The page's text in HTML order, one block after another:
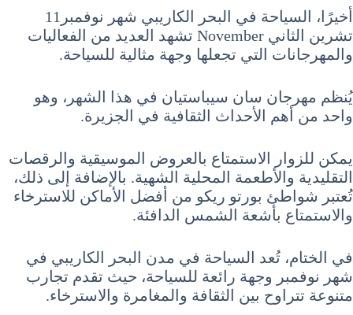
أخيرًا، السياحة في البحر الكاريبي شهر نوفمبر11
تشرين الثاني November تشهد العديد من الفعاليات
والمهرجانات التي تجعلها وجهة مثالية للسياحة.
يُنظم مهرجان سان سيباستيان في هذا الشهر، وهو
واحد من أهم الأحداث الثقافية في الجزيرة.
يمكن للزوار الاستمتاع بالعروض الموسيقية والرقصات
التقليدية والأطعمة المحلية الشهية. بالإضافة إلى ذلك،
تُعتبر شواطئ بورتو ريكو من أفضل الأماكن للاسترخاء
والاستمتاع بأشعة الشمس الدافئة.
في الختام، تُعد السياحة في مدن البحر الكاريبي في
شهر نوفمبر وجهة رائعة للسياحة، حيث تقدم تجارب
متنوعة تتراوح بين الثقافة والمغامرة والاسترخاء.